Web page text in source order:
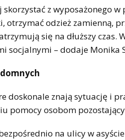
skorzystać z wyposażonego
otrzymać odzież zamienną,
się na dłuższy
socjalnymi – dodaje Monika
doskonale znają sytuację i
pomocy osobom
na ulicy w